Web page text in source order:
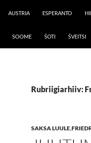
AUSTRIA ESPERANTO
SOOME ŠOTI ŠVEITSI
Rubriigiarhiiv:
SAKSA LUULE,